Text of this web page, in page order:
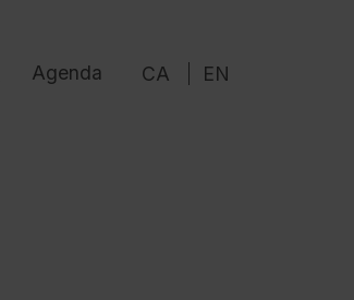
Agenda CA EN